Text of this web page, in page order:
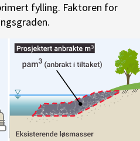
fylling. Faktoren for